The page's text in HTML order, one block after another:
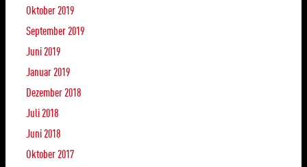
Oktober 2019
September 2019
Juni 2019
Januar 2019
Dezember 2018
Juli 2018
Juni 2018
Oktober 2017